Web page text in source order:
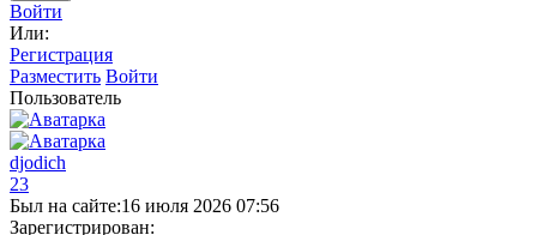
Войти
Или:
Регистрация
Разместить Войти
Пользователь
djodich
23
Был на сайте:16 июля 2026 07:56
Зарегистрирован: